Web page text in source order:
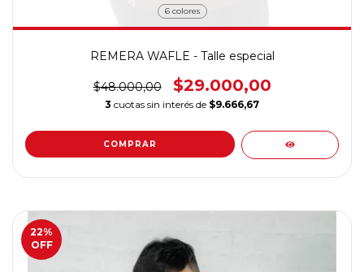
6 colores
REMERA WAFLE - Talle especial
$48.000,00 $29.000,00
3 cuotas sin interés de $9.666,67
COMPRAR
22%
OFF